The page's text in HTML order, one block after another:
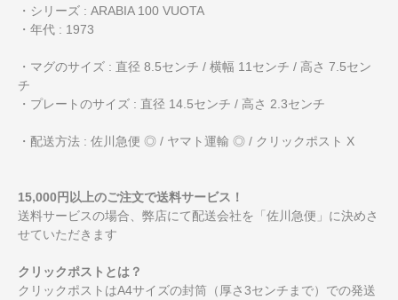
・シリーズ : ARABIA 100 VUOTA
・年代 : 1973
・マグのサイズ : 直径 8.5センチ / 横幅 11センチ / 高さ 7.5セン
チ
・プレートのサイズ : 直径 14.5センチ / 高さ 2.3センチ
・配送方法 : 佐川急便 ◎ / ヤマト運輸 ◎ / クリックポスト X
15,000円以上のご注文で送料サービス！
送料サービスの場合、弊店にて配送会社を「佐川急便」に決めさ
せていただきます
クリックポストとは？
クリックポストはA4サイズの封筒（厚さ3センチまで）での発送